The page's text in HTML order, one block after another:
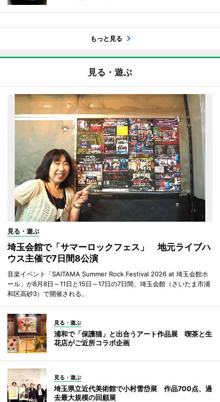
もっと見る
見る・遊ぶ
見る・遊ぶ
埼玉会館で「サマーロックフェス」 地元ライブハ
ウス主催で7日間8公演
音楽イベント「SAITAMA Summer Rock Festival 2026 at 埼玉会館ホ
ール」が8月8日～11日と15日～17日の7日間、埼玉会館（さいたま市浦
和区高砂3）で開催される。
見る・遊ぶ
浦和で「保護猫」と出合うアート作品展 喫茶と生
花店がご近所コラボ企画
見る・遊ぶ
埼玉県立近代美術館で小村雪岱展 作品700点、過
去最大規模の回顧展